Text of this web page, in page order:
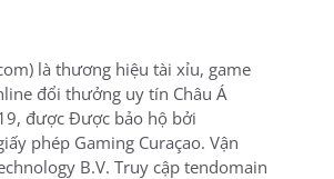
là thương hiệu tài xỉu, game
đổi thưởng uy tín Châu Á
được Được bảo hộ bởi
phép Gaming Curaçao. Vận
B.V. Truy cập tendomain